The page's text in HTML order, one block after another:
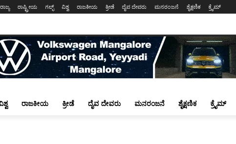
ರಾಜ್ಯ ರಾಷ್ಟ್ರೀಯ ಗಲ್ಫ್ ವಿಶ್ವ ರಾಜಕೀಯ ಕ್ರೀಡೆ ದೈವ ದೇವರು ಮನರಂಜನೆ ಶೈಕ್ಷಣಿಕ ಕ್ರೈಮ್
ರಾಜಕೀಯ ಕ್ರೀಡೆ ದೈವ ದೇವರು ಮನರಂಜನೆ ಶೈಕ್ಷಣಿಕ ಕ್ರೈಮ್